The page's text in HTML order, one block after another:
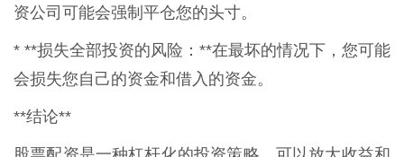
资公司可能会强制平仓您的头寸。
* **损失全部投资的风险：**在最坏的情况下，您可能
会损失您自己的资金和借入的资金。
**结论**